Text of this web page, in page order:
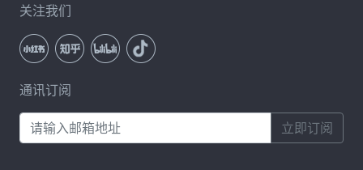
关注我们
通讯订阅
立即订阅